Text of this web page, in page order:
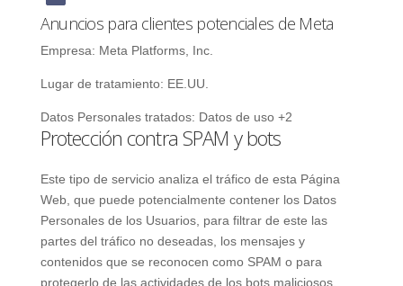
Anuncios para clientes potenciales de Meta
Empresa: Meta Platforms, Inc.
Lugar de tratamiento: EE.UU.
Datos Personales tratados: Datos de uso +2
Protección contra SPAM y bots
Este tipo de servicio analiza el tráfico de esta Página
Web, que puede potencialmente contener los Datos
Personales de los Usuarios, para filtrar de este las
partes del tráfico no deseadas, los mensajes y
contenidos que se reconocen como SPAM o para
protegerlo de las actividades de los bots maliciosos.